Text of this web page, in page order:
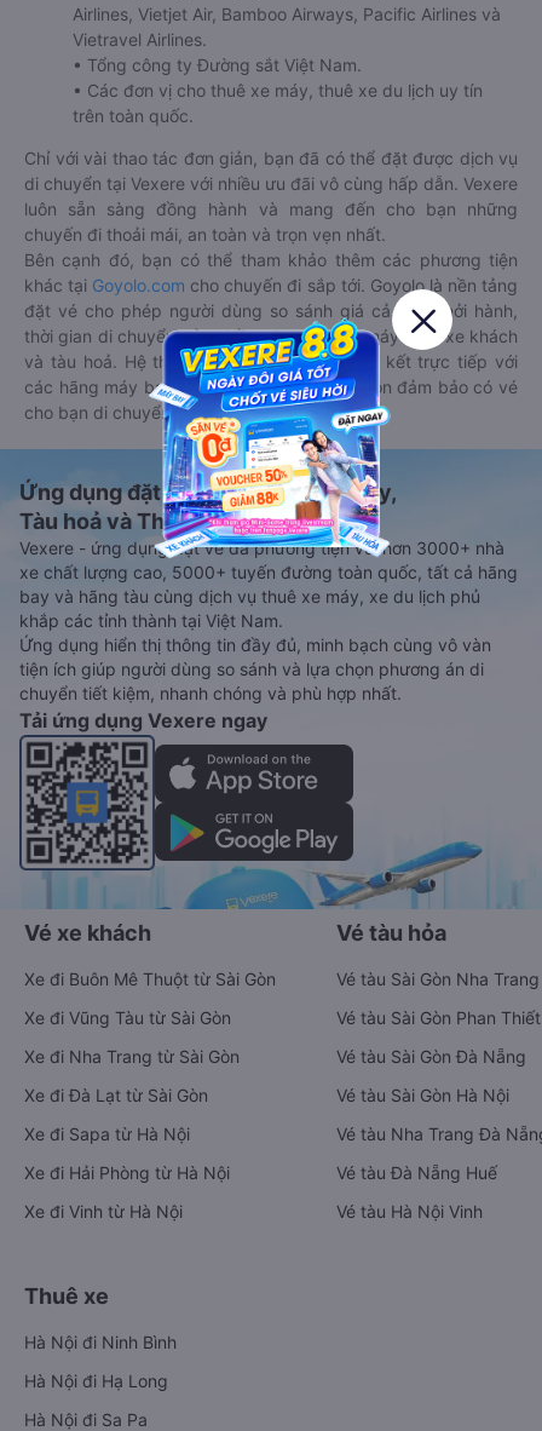
Airlines, Vietjet Air, Bamboo Airways, Pacific Airlines và
Vietravel Airlines.
• Tổng công ty Đường sắt Việt Nam.
• Các đơn vị cho thuê xe máy, thuê xe du lịch uy tín
trên toàn quốc.
Chỉ với vài thao tác đơn giản, bạn đã có thể đặt được dịch vụ
di chuyển tại Vexere với nhiều ưu đãi vô cùng hấp dẫn. Vexere
luôn sẵn sàng đồng hành và mang đến cho bạn những
chuyến đi thoải mái, an toàn và trọn vẹn nhất.
Bên cạnh đó, bạn có thể tham khảo thêm các phương tiện
khác tại Goyolo.com cho chuyến đi sắp tới. Goyolo là nền tảng
đặt vé cho phép người dùng so sánh giá cả, giờ khởi hành,
thời gian di chuyển của nhiều phương tiện máy bay, xe khách
và tàu hoả. Hệ thống của Goyolo được liên kết trực tiếp với
các hãng máy bay, xe khách và tàu hoả, luôn đảm bảo có vé
cho bạn di chuyển.
Ứng dụng đặt vé Xe khách, Máy bay,
Tàu hoả và Thuê xe
Vexere - ứng dụng đặt vé đa phương tiện với hơn 3000+ nhà
xe chất lượng cao, 5000+ tuyến đường toàn quốc, tất cả hãng
bay và hãng tàu cùng dịch vụ thuê xe máy, xe du lịch phủ
khắp các tỉnh thành tại Việt Nam.
Ứng dụng hiển thị thông tin đầy đủ, minh bạch cùng vô vàn
tiện ích giúp người dùng so sánh và lựa chọn phương án di
chuyển tiết kiệm, nhanh chóng và phù hợp nhất.
Tải ứng dụng Vexere ngay
Vé xe khách
Xe đi Buôn Mê Thuột từ Sài Gòn
Xe đi Vũng Tàu từ Sài Gòn
Xe đi Nha Trang từ Sài Gòn
Xe đi Đà Lạt từ Sài Gòn
Xe đi Sapa từ Hà Nội
Xe đi Hải Phòng từ Hà Nội
Xe đi Vinh từ Hà Nội
Vé tàu hỏa
Vé tàu Sài Gòn Nha Trang
Vé tàu Sài Gòn Phan Thiết
Vé tàu Sài Gòn Đà Nẵng
Vé tàu Sài Gòn Hà Nội
Vé tàu Nha Trang Đà
Vé tàu Đà Nẵng Huế
Vé tàu Hà Nội Vinh
Thuê xe
Hà Nội đi Ninh Bình
Hà Nội đi Hạ Long
Hà Nội đi Sa Pa